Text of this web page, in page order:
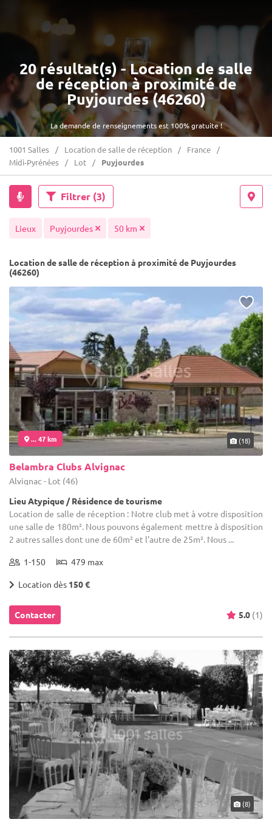
La demande de renseignements est 100% gratuite !
20 résultat(s) - Location de salle
de réception à proximité de
Puyjourdes (46260)
1001 Salles Location de salle de réception
France
Midi-Pyrénées
Lot Puyjourdes
Filtrer (3)
Lieux Puyjourdes 50 km
Location de salle de réception à proximité de Puyjourdes
(46260)
... 47 km (18)
Belambra Clubs Alvignac
Alvignac - Lot (46)
Lieu Atypique / Résidence de tourisme
Location de salle de réception : Notre club met à votre disposition
une salle de 180m². Nous pouvons également mettre à disposition
2 autres salles dont une de 60m² et l'autre de 25m². Nous ...
1-150 479 max
Location dès 150 €
Contacter 5.0 (1)
(8)